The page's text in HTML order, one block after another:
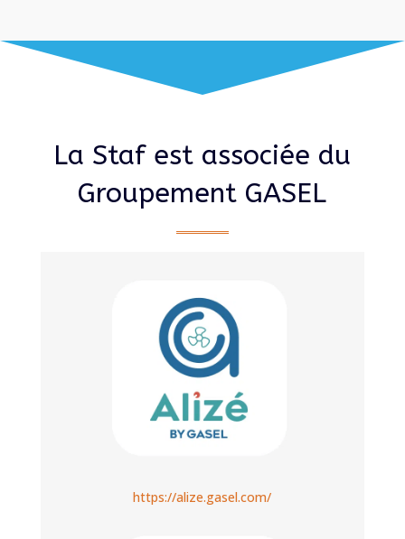
La Staf est associée du
Groupement GASEL
https://alize.gasel.com/